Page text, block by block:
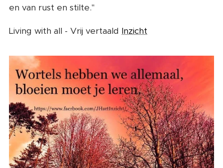
en van rust en stilte."
Living with all - Vrij vertaald Inzicht